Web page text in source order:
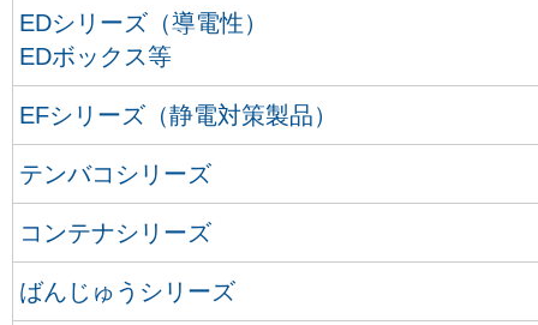
EDシリーズ（導電性）
EDボックス等
EFシリーズ（静電対策製品）
テンバコシリーズ
コンテナシリーズ
ばんじゅうシリーズ